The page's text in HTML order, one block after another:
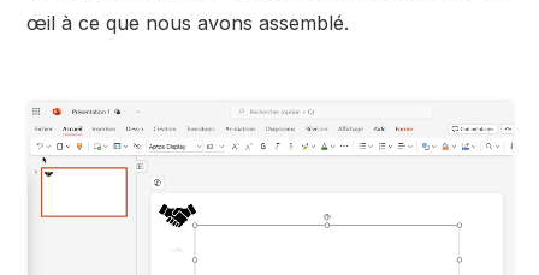
œil à ce que nous avons assemblé.